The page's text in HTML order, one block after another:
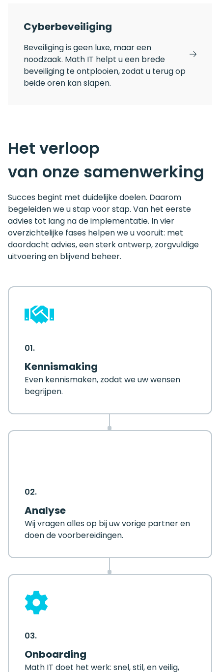
Cyberbeveiliging
Beveiliging is geen luxe, maar een
noodzaak. Math IT helpt u een brede
beveiliging te ontplooien, zodat u terug op
beide oren kan slapen.
Het verloop
van onze samenwerking
Succes begint met duidelijke doelen. Daarom
begeleiden we u stap voor stap. Van het eerste
advies tot lang na de implementatie. In vier
overzichtelijke fases helpen we u vooruit: met
doordacht advies, een sterk ontwerp, zorgvuldige
uitvoering en blijvend beheer.
01.
Kennismaking
Even kennismaken, zodat we uw wensen
begrijpen.
02.
Analyse
Wij vragen alles op bij uw vorige partner en
doen de voorbereidingen.
03.
Onboarding
Math IT doet het werk: snel, stil, en veilig,